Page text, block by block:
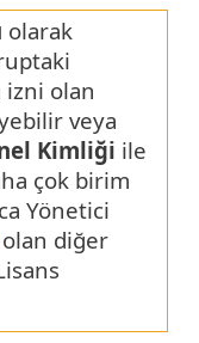
olarak
izni olan
veya
Kimliği ile
çok birim
Yönetici
olan diğer